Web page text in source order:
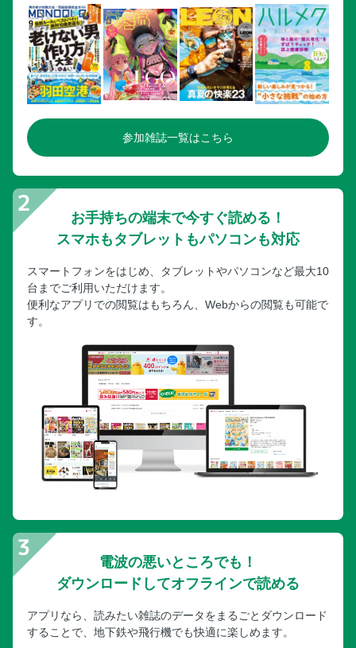
参加雑誌一覧はこちら
お手持ちの端末で今すぐ読める！
スマホもタブレットもパソコンも対応
スマートフォンをはじめ、タブレットやパソコンなど最大10
台までご利用いただけます。
便利なアプリでの閲覧はもちろん、Webからの閲覧も可能で
す。
電波の悪いところでも！
ダウンロードしてオフラインで読める
アプリなら、読みたい雑誌のデータをまるごとダウンロード
することで、地下鉄や飛行機でも快適に楽しめます。